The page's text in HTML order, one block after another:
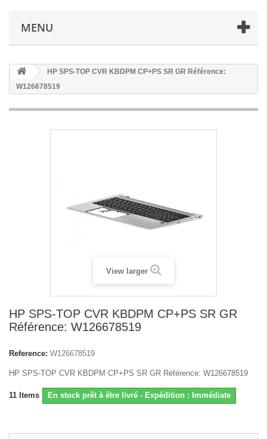
MENU
HP SPS-TOP CVR KBDPM CP+PS SR GR Référence:
W126678519
View larger
HP SPS-TOP CVR KBDPM CP+PS SR GR
Référence: W126678519
Reference: W126678519
HP SPS-TOP CVR KBDPM CP+PS SR GR Référence: W126678519
11 Items En stock prêt à être livré - Expédition : Immédiate